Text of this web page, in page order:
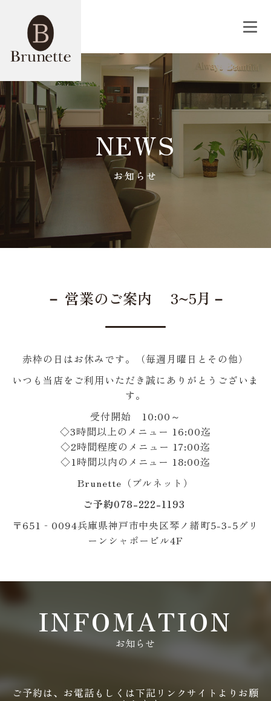
NEWS
お知らせ
－ 営業のご案内 3~5月－
赤枠の日はお休みです。（毎週月曜日とその他）
いつも当店をご利用いただき誠にありがとうございま
す。
受付開始 10:00～
◇3時間以上のメニュー 16:00迄
◇2時間程度のメニュー 17:00迄
◇1時間以内のメニュー 18:00迄
Brunette（ブルネット）
ご予約078-222-1193
〒651‐0094兵庫県神戸市中央区琴ノ緒町5-3-5グリ
ーンシャポービル4F
INFOMATION
お知らせ
ご予約は、お電話もしくは下記リンクサイトよりお願